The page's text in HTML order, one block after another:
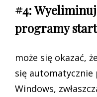
#4:
programy
może się okazać,
się
Windows,